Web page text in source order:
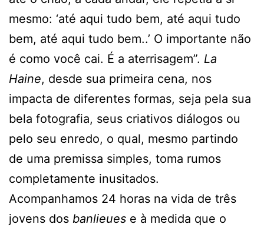
mesmo: ‘até aqui tudo bem, até aqui tudo
bem, até aqui tudo bem..’ O importante não
é como você cai. É a aterrisagem”. La
Haine, desde sua primeira cena, nos
impacta de diferentes formas, seja pela sua
bela fotografia, seus criativos diálogos ou
pelo seu enredo, o qual, mesmo partindo
de uma premissa simples, toma rumos
completamente inusitados.
Acompanhamos 24 horas na vida de três
jovens dos banlieues e à medida que o